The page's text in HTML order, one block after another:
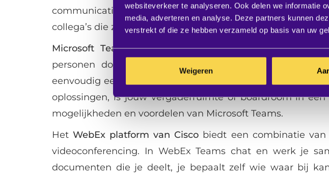
websiteverkeer te analyseren. Ook delen we informatie
media, adverteren en analyse. Deze partners kunnen
verstrekt of die ze hebben verzameld op basis van uw
Weigeren
communicatieplatformen die zorgen voor een
collega’s die zich op verschillende plekken bevinden.
Microsoft Teamsbiedt één tool om teams samen te
personen documenten te bewerken, snel te
eenvoudig een videocall te starten. Met de
oplossingen, is jouw vergaderruimte of boardroom in
mogelijkheden en voordelen van Microsoft Teams.
HetWebEx platform van Cisco biedt een combinatie
videoconferencing. In WebEx Teams chat en werk je
documenten die je deelt, je bepaalt zelf wie waar bij